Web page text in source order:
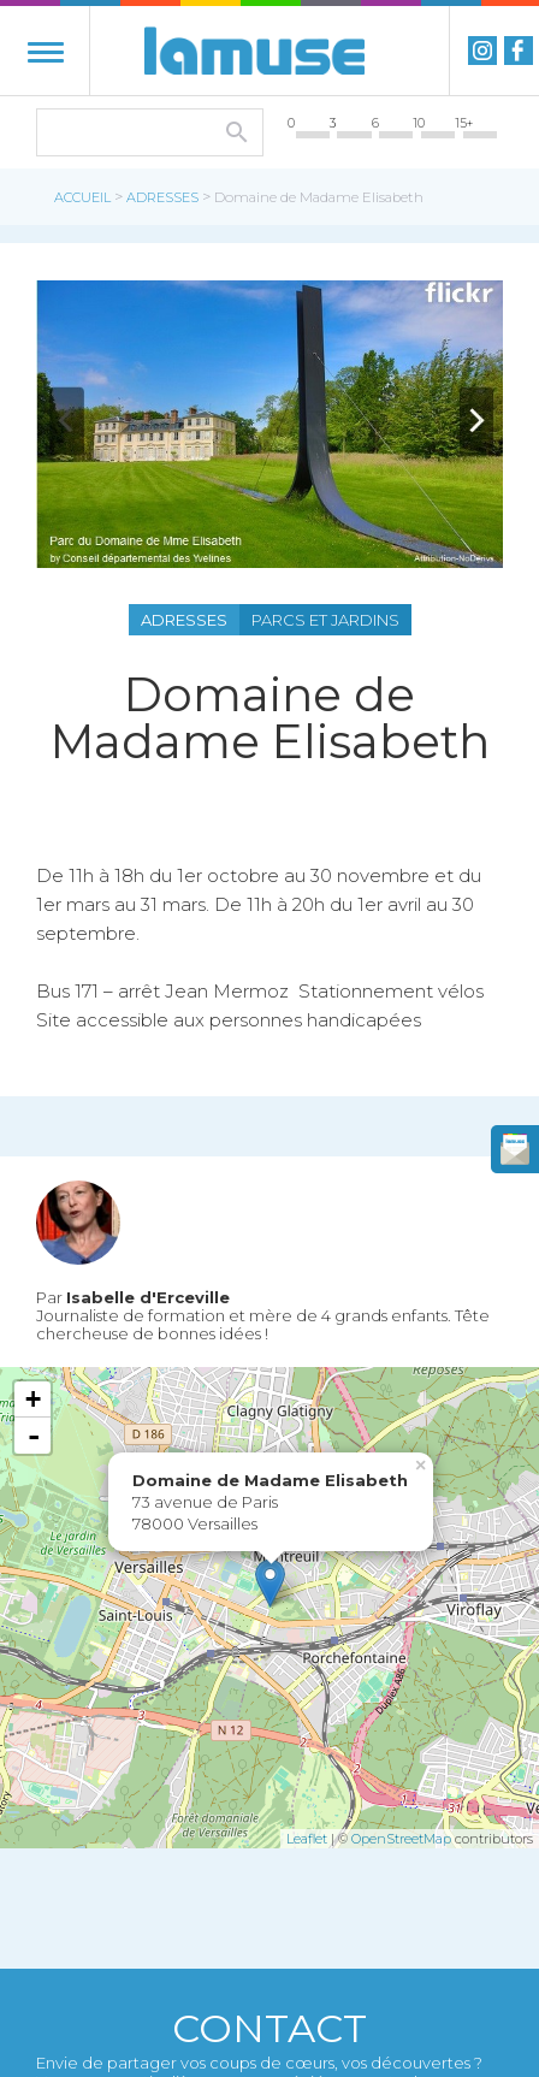
0 3 6 10 15+
ACCUEIL > ADRESSES > Domaine de Madame Elisabeth
ADRESSES PARCS ET JARDINS
Domaine de
Madame Elisabeth
De 11h à 18h du 1er octobre au 30 novembre et du
1er mars au 31 mars. De 11h à 20h du 1er avril au 30
septembre.
Bus 171 – arrêt Jean Mermoz Stationnement vélos
Site accessible aux personnes handicapées
Par Isabelle d'Erceville
Journaliste de formation et mère de 4 grands enfants. Tête
chercheuse de bonnes idées !
×
Domaine de Madame Elisabeth
73 avenue de Paris
78000 Versailles
+
-
Leaflet | © OpenStreetMapcontributors
CONTACT
Envie de partager vos coups de cœurs, vos découvertes ?